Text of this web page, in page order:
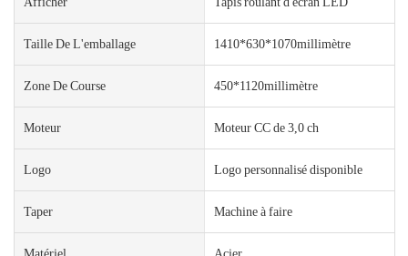
Taille De L'emballage 1410*630*1070millimètre
Zone De Course 450*1120millimètre
Moteur Moteur CC de 3,0 ch
Logo Logo personnalisé disponible
Taper Machine à faire